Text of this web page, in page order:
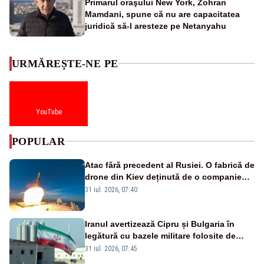
Primarul oraşului New York, Zohran
Mamdani, spune că nu are capacitatea
juridică să-l aresteze pe Netanyahu
URMĂREȘTE-NE PE
YouTube
POPULAR
Atac fără precedent al Rusiei. O fabrică de
drone din Kiev deținută de o companie
americană, distrusă de o rachetă
31 iul. 2026, 07:40
Iranul avertizează Cipru și Bulgaria în
legătură cu bazele militare folosite de
SUA
31 iul. 2026, 07:45